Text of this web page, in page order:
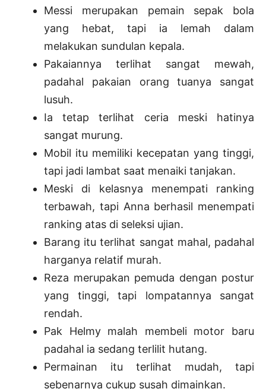
Messi merupakan pemain sepak bola
yang hebat, tapi ia lemah dalam
melakukan sundulan kepala.
Pakaiannya terlihat sangat mewah,
padahal pakaian orang tuanya sangat
lusuh.
Ia tetap terlihat ceria meski hatinya
sangat murung.
Mobil itu memiliki kecepatan yang tinggi,
tapi jadi lambat saat menaiki tanjakan.
Meski di kelasnya menempati ranking
terbawah, tapi Anna berhasil menempati
ranking atas di seleksi ujian.
Barang itu terlihat sangat mahal, padahal
harganya relatif murah.
Reza merupakan pemuda dengan postur
yang tinggi, tapi lompatannya sangat
rendah.
Pak Helmy malah membeli motor baru
padahal ia sedang terlilit hutang.
Permainan itu terlihat mudah, tapi
sebenarnya cukup susah dimainkan.